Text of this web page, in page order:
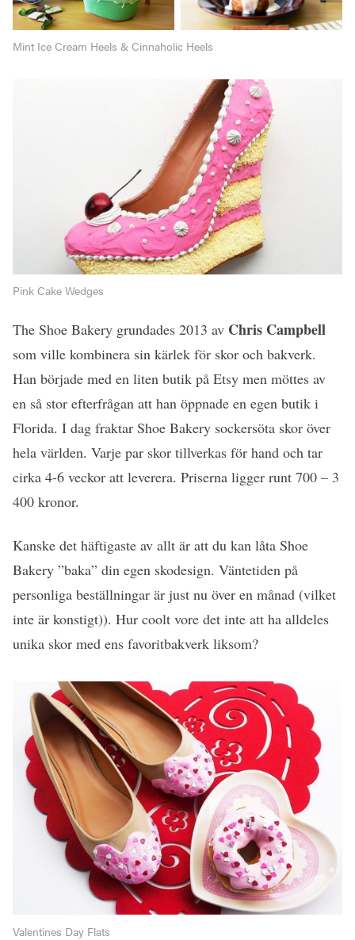
Mint Ice Cream Heels & Cinnaholic Heels
Pink Cake Wedges
The Shoe Bakery grundades 2013 av Chris Campbell
som ville kombinera sin kärlek för skor och bakverk.
Han började med en liten butik på Etsy men möttes av
en så stor efterfrågan att han öppnade en egen butik i
Florida. I dag fraktar Shoe Bakery sockersöta skor över
hela världen. Varje par skor tillverkas för hand och tar
cirka 4-6 veckor att leverera. Priserna ligger runt 700 – 3
400 kronor.
Kanske det häftigaste av allt är att du kan låta Shoe
Bakery ”baka” din egen skodesign. Väntetiden på
personliga beställningar är just nu över en månad (vilket
inte är konstigt)). Hur coolt vore det inte att ha alldeles
unika skor med ens favoritbakverk liksom?
Valentines Day Flats